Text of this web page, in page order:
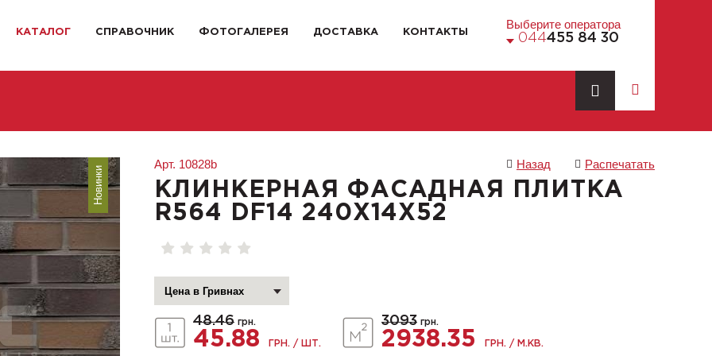
КАТАЛОГ СПРАВОЧНИК ФОТОГАЛЕРЕЯ ДОСТАВКА КОНТАКТЫ
Выберите оператора
044455 84 30
Новинки
Арт. 10828b Назад Распечатать
КЛИНКЕРНАЯ ФАСАДНАЯ ПЛИТКА
R564 DF14 240X14X52
48.46 грн.
45.88 ГРН. / ШТ.
3093 грн.
2938.35 ГРН. / М.КВ.